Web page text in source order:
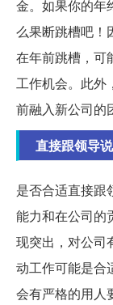
金。如果你的年
么果断跳槽吧！
在年前跳槽，可
工作机会。此外
前融入新公司的
直接跟领导
是否合适直接跟
能力和在公司的
现突出，对公司
动工作可能是合
会有严格的用人